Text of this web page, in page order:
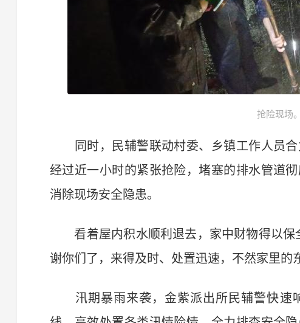
抢险现场。
同时，民辅警联动村委、乡镇工作人员合
经过近一小时的紧张抢险，堵塞的排水管道
消除现场安全隐患。
看着屋内积水顺利退去，家中财物得以保
谢你们了，来得及时、处置迅速，不然家里的
汛期暴雨来袭，金紫派出所民辅警快速